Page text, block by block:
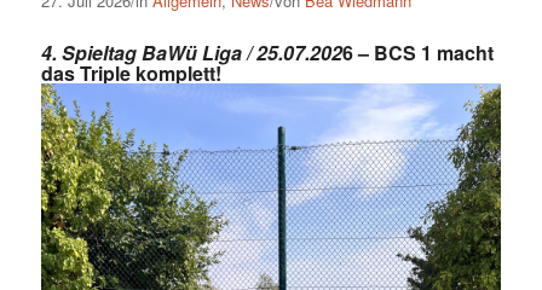
4. Spieltag BaWü Liga / 25.07.2026 – BCS 1 macht
das Triple komplett!